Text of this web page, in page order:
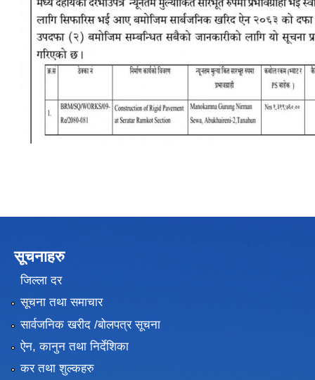
सूचनाहरु
जिल्ला दर
सूचना तथा समाचार
सार्वजनिक खरीद /बोलपत्र सूचना
ऐन, कानुन तथा निर्देशिका
कर तथा शुल्कहरु